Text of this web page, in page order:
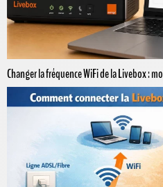
Changer la fréquence WiFi de la Livebox :